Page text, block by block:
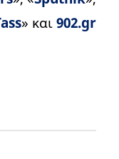
» και902.gr